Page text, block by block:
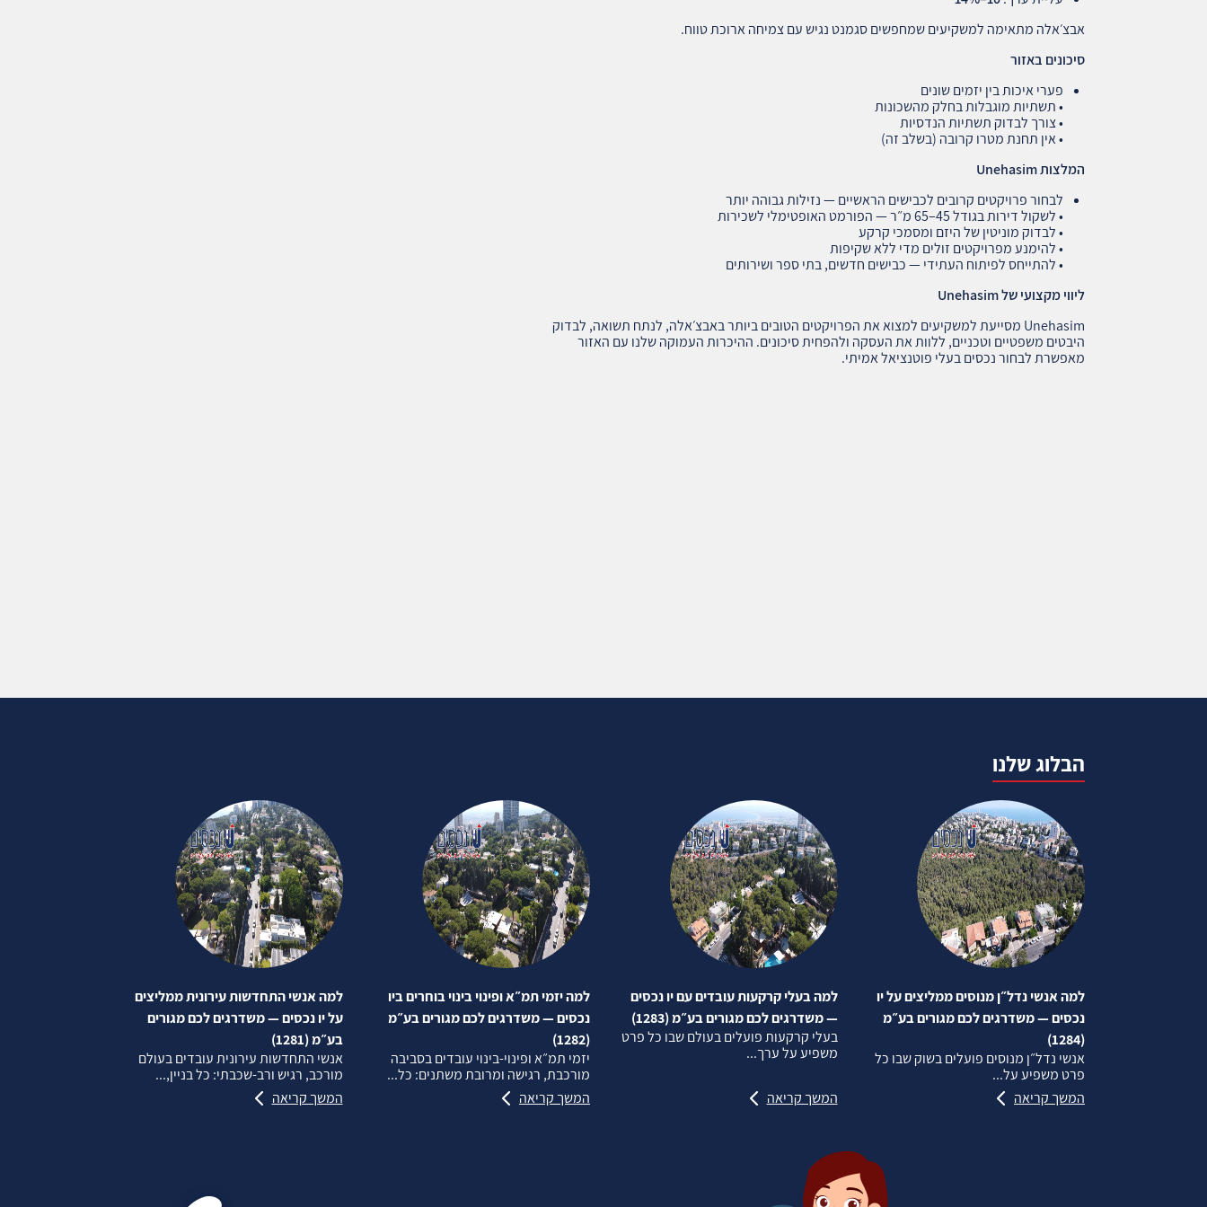
אבצ׳אלה מתאימה למשקיעים שמחפשים סגמנט נגיש עם צמיחה ארוכת טווח.
סיכונים באזור
פערי איכות בין יזמים שונים
• תשתיות מוגבלות בחלק מהשכונות
• צורך לבדוק תשתיות הנדסיות
• אין תחנת מטרו קרובה (בשלב זה)
המלצותUnehasim
לבחור פרויקטים קרובים לכבישים הראשיים — נזילות גבוהה יותר
• לשקול דירות בגודל 45–65 מ״ר — הפורמט האופטימלי לשכירות
• לבדוק מוניטין של היזם ומסמכי קרקע
• להימנע מפרויקטים זולים מדי ללא שקיפות
• להתייחס לפיתוח העתידי — כבישים חדשים, בתי ספר ושירותים
ליווי מקצועי שלUnehasim
Unehasim מסייעת למשקיעים למצוא את הפרויקטים הטובים ביותר באבצ׳אלה, לנתח תשואה, לבדוק
היבטים משפטיים וטכניים, ללוות את העסקה ולהפחית סיכונים. ההיכרות העמוקה שלנו עם האזור
מאפשרת לבחור נכסים בעלי פוטנציאל אמיתי.
הבלוג שלנו
למה אנשי נדל״ן מנוסים ממליצים על יו
נכסים — משדרגים לכם מגורים בע״מ
(1284)
אנשי נדל״ן מנוסים פועלים בשוק שבו כל
פרט משפיע על...
המשך קריאה
למה בעלי קרקעות עובדים עם יו נכסים
— משדרגים לכם מגורים בע״מ (1283)
בעלי קרקעות פועלים בעולם שבו כל פרט
משפיע על ערך...
המשך קריאה
למה יזמי תמ״א ופינוי בינוי בוחרים ביו
נכסים — משדרגים לכם מגורים בע״מ
(1282)
יזמי תמ״א ופינוי‑בינוי עובדים בסביבה
מורכבת, רגישה ומרובת משתנים: כל...
המשך קריאה
למה אנשי התחדשות עירונית ממליצים
על יו נכסים — משדרגים לכם מגורים
בע״מ (1281)
אנשי התחדשות עירונית עובדים בעולם
מורכב, רגיש ורב‑שכבתי: כל בניין,...
המשך קריאה